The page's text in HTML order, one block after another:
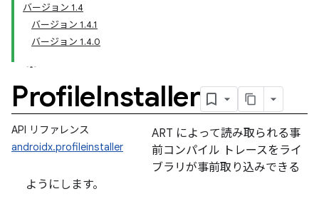
バージョン 1.4
バージョン 1.4.1
バージョン 1.4.0
ProfileInstaller
API リファレンス
androidx.profileinstaller
ART によって読み取られる事
前コンパイル トレースをライ
ブラリが事前取り込みできる
ようにします。